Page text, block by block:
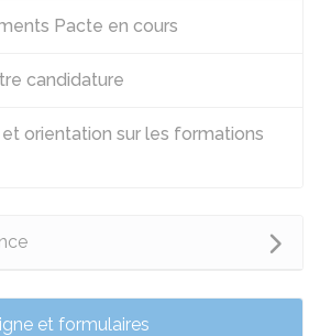
Pacte en cours
candidature
orientation sur les formations
et formulaires